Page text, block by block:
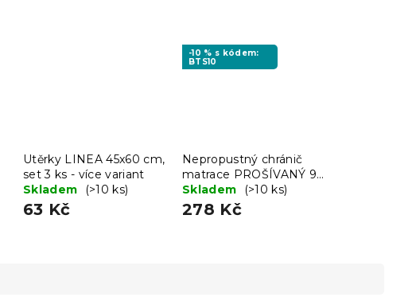
Utěrky LINEA 45x60 cm,
set 3 ks - více variant
Skladem
(>10 ks)
63 Kč
-10 % s kódem:
BTS10
Nepropustný chránič
matrace PROŠÍVANÝ 90
x 200 cm
Skladem (>10 ks)
278 Kč